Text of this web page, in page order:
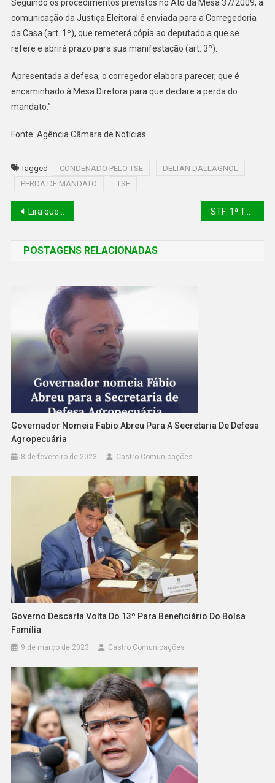
Seguindo os procedimentos previstos no Ato da Mesa 37/2009, a
comunicação da Justiça Eleitoral é enviada para a Corregedoria
da Casa (art. 1º), que remeterá cópia ao deputado a que se
refere e abrirá prazo para sua manifestação (art. 3º).
Apresentada a defesa, o corregedor elabora parecer, que é
encaminhado à Mesa Diretora para que declare a perda do
mandato.”
Fonte: Agência Câmara de Notícias.
Tagged CONDENADO PELO TSE
DELTAN DALLAGNOL
PERDA DE MANDATO
TSE
Lira quer que a votação da reforma tributária seja histórica STF: 1ª Turma rejeita denúncia contra Arthur Lira por corrupção passiva
POSTAGENS RELACIONADAS
Governador Nomeia Fabio Abreu Para A Secretaria De Defesa
Agropecuária
8 de fevereiro de 2023 Castro Comunicações
Governo Descarta Volta Do 13º Para Beneficiário Do Bolsa
Família
9 de março de 2023 Castro Comunicações